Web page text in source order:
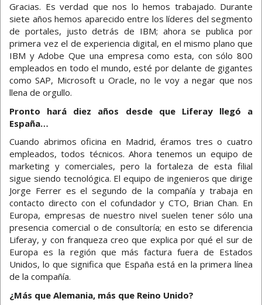
Gracias. Es verdad que nos lo hemos trabajado. Durante
siete años hemos aparecido entre los líderes del segmento
de portales, justo detrás de IBM; ahora se publica por
primera vez el de experiencia digital, en el mismo plano que
IBM y Adobe Que una empresa como esta, con sólo 800
empleados en todo el mundo, esté por delante de gigantes
como SAP, Microsoft u Oracle, no le voy a negar que nos
llena de orgullo.
Pronto hará diez años desde que Liferay llegó a
España…
Cuando abrimos oficina en Madrid, éramos tres o cuatro
empleados, todos técnicos. Ahora tenemos un equipo de
marketing y comerciales, pero la fortaleza de esta filial
sigue siendo tecnológica. El equipo de ingenieros que dirige
Jorge Ferrer es el segundo de la compañía y trabaja en
contacto directo con el cofundador y CTO, Brian Chan. En
Europa, empresas de nuestro nivel suelen tener sólo una
presencia comercial o de consultoría; en esto se diferencia
Liferay, y con franqueza creo que explica por qué el sur de
Europa es la región que más factura fuera de Estados
Unidos, lo que significa que España está en la primera línea
de la compañía.
¿Más que Alemania, más que Reino Unido?